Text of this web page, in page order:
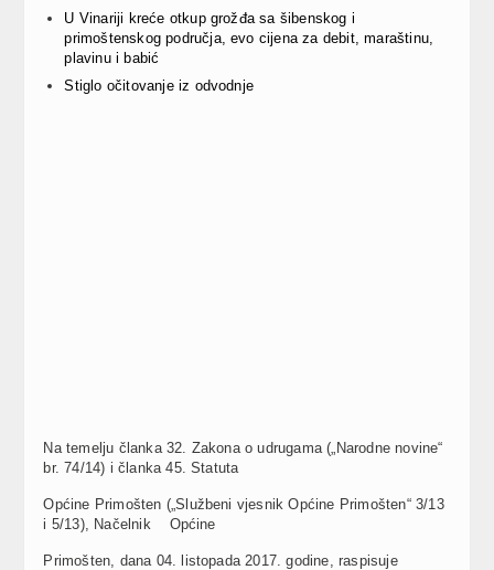
U Vinariji kreće otkup grožđa sa šibenskog i
primoštenskog područja, evo cijena za debit, maraštinu,
plavinu i babić
Stiglo očitovanje iz odvodnje
Na temelju članka 32. Zakona o udrugama („Narodne novine“
br. 74/14) i članka 45. Statuta
Općine Primošten („Službeni vjesnik Općine Primošten“ 3/13
i 5/13), Načelnik Općine
Primošten, dana 04. listopada 2017. godine, raspisuje